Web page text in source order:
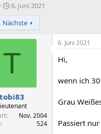
E
r
s
t
e
m
6. Juni 2021
Nächste
T
tobi83
Nov. 2004
524
6. Juni 2021
Hi,
wenn ich
Grau
Passiert